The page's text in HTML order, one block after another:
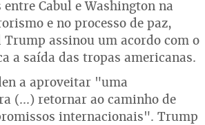
Cabul e Washington na
e no processo de paz,
Trump assinou um acordo com o
a saída das tropas americanas.
a aproveitar "uma
(...) retornar ao caminho de
internacionais". Trump